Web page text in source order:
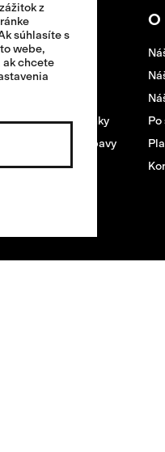
podmienky
výmena vašej výbavy
O
z
súhlasíte s
webe,
ak chcete